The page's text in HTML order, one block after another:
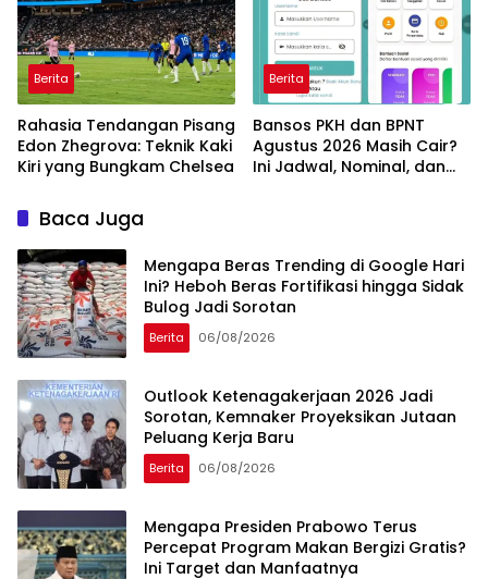
Berita
Rahasia Tendangan Pisang
Edon Zhegrova: Teknik Kaki
Kiri yang Bungkam Chelsea
Berita
Bansos PKH dan BPNT
Agustus 2026 Masih Cair?
Ini Jadwal, Nominal, dan
Baca Juga
Mengapa Beras Trending di Google Hari
Ini? Heboh Beras Fortifikasi hingga Sidak
Bulog Jadi Sorotan
Berita 06/08/2026
Outlook Ketenagakerjaan 2026 Jadi
Sorotan, Kemnaker Proyeksikan Jutaan
Peluang Kerja Baru
Berita 06/08/2026
Mengapa Presiden Prabowo Terus
Percepat Program Makan Bergizi Gratis?
Ini Target dan Manfaatnya